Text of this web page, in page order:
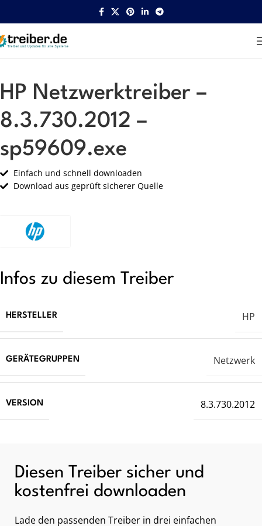
Startseite HP Netzwerk
HP Netzwerktreiber –
8.3.730.2012 –
sp59609.exe
Einfach und schnell downloaden
Download aus geprüft sicherer Quelle
Infos zu diesem Treiber
HERSTELLER HP
GERÄTEGRUPPEN Netzwerk
VERSION 8.3.730.2012
Diesen Treiber sicher und
kostenfrei downloaden
Lade den passenden Treiber in drei einfachen